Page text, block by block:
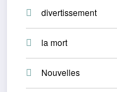
divertissement
la mort
Nouvelles